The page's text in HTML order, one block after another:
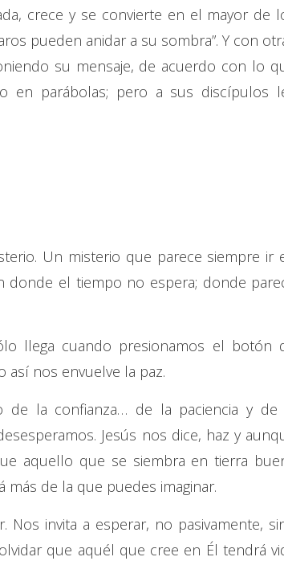
crece y se convierte en el mayor de
pueden anidar a su sombra”. Y con
su mensaje, de acuerdo con lo
en parábolas; pero a sus discípulos
Un misterio que parece siempre ir
donde el tiempo no espera; donde
llega cuando presionamos el botón
así nos envuelve la paz.
la confianza… de la paciencia y de
Jesús nos dice, haz y
aquello que se siembra en tierra
más de la que puedes imaginar.
invita a esperar, no pasivamente,
que aquél que cree en Él tendrá